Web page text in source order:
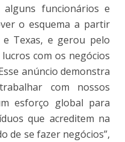
funcionários e
o esquema a partir
Texas, e gerou pelo
com os negócios
anúncio demonstra
com nossos
esforço global para
que acreditem na
de se fazer negócios”,